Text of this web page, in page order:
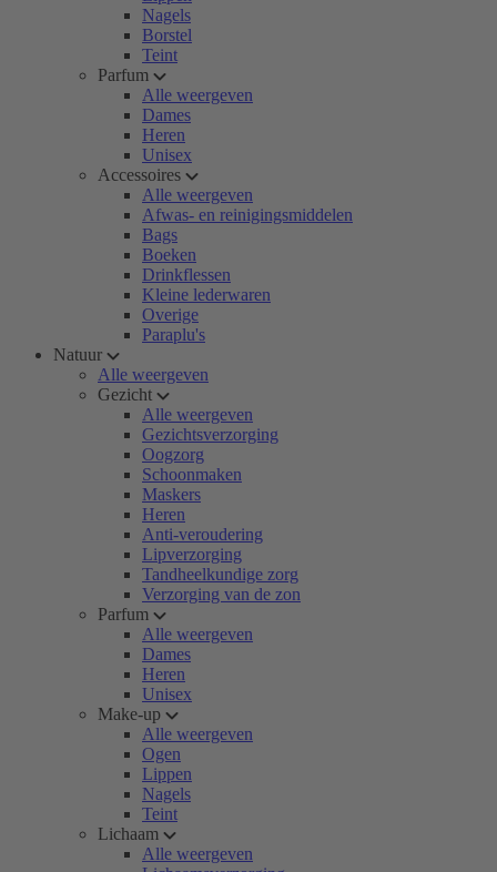
Nagels
Borstel
Teint
Parfum
Alle weergeven
Dames
Heren
Unisex
Accessoires
Alle weergeven
Afwas- en reinigingsmiddelen
Bags
Boeken
Drinkflessen
Kleine lederwaren
Overige
Paraplu's
Natuur
Alle weergeven
Gezicht
Alle weergeven
Gezichtsverzorging
Oogzorg
Schoonmaken
Maskers
Heren
Anti-veroudering
Lipverzorging
Tandheelkundige zorg
Verzorging van de zon
Parfum
Alle weergeven
Dames
Heren
Unisex
Make-up
Alle weergeven
Ogen
Lippen
Nagels
Teint
Lichaam
Alle weergeven